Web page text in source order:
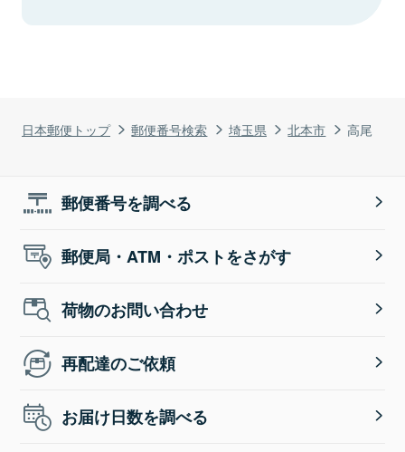
日本郵便トップ 郵便番号検索 埼玉県 北本市 高尾
郵便番号を調べる
郵便局・ATM・ポストをさがす
荷物のお問い合わせ
再配達のご依頼
お届け日数を調べる